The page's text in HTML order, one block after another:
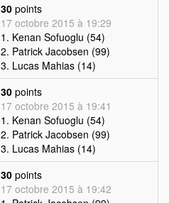
30 points
17 octobre 2015 à 19:29
1. Kenan Sofuoglu (54)
2. Patrick Jacobsen (99)
3. Lucas Mahias (14)
30 points
17 octobre 2015 à 19:41
1. Kenan Sofuoglu (54)
2. Patrick Jacobsen (99)
3. Lucas Mahias (14)
30 points
17 octobre 2015 à 19:42